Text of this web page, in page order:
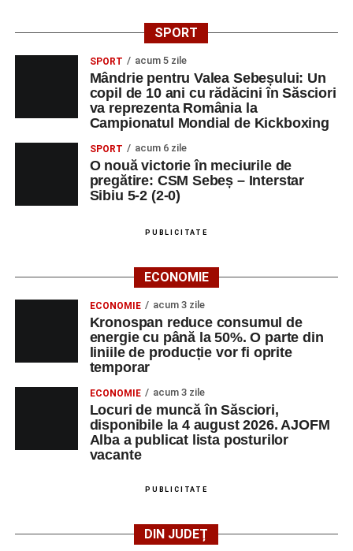
Gabi Virginia Șarga și Cătălin Rotaru, producător Gabi
DUMINICĂ, 23 AUGUST 2026
Râpa Roșie
„Cicloaventurier de Sebeș”
al competiției MTB pentru copii.
LUNI, 24 AUGUST 2026
Ora 18.00– Activități recreative pentru copii, susținute de
trupele de teatru„Gepetto”și„Pied Piper”
Seară cu tradiții săsești, cu participarea:
Fanfarei din Petrești;
Trupei de Dansuri Săsești;
Alexandrei Pamfilie;
Alfred Dahinten.
– Proiecție cinematografică:
de Federico Fellini și Tullio Pinelli.
SPORT
SPORT acum 5 zile
Mândrie pentru Valea Sebeșului: Un
copil de 10 ani cu rădăcini în Săsciori
va reprezenta România la
Campionatul Mondial de Kickboxing
SPORT acum 6 zile
O nouă victorie în meciurile de
pregătire: CSM Sebeș – Interstar
Sibiu 5-2 (2-0)
PUBLICITATE
ECONOMIE
ECONOMIE acum 3 zile
Kronospan reduce consumul de
energie cu până la 50%. O parte din
liniile de producție vor fi oprite
temporar
ECONOMIE acum 3 zile
Locuri de muncă în Săsciori,
disponibile la 4 august 2026. AJOFM
Alba a publicat lista posturilor
vacante
PUBLICITATE
DIN JUDEȚ